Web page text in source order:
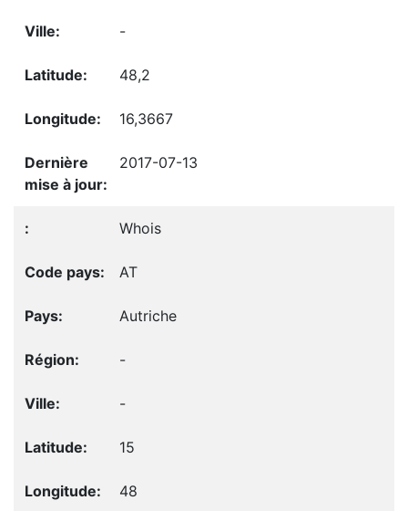
-
48,2
16,3667
2017-07-13
Whois
AT
Autriche
-
-
15
48